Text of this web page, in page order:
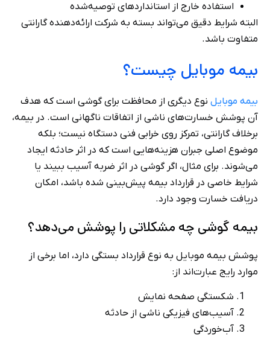
استفاده خارج از استانداردهای توصیه‌شده
البته شرایط دقیق می‌تواند بسته به شرکت ارائه‌دهنده گارانتی
متفاوت باشد.
بیمه موبایل چیست؟
بیمه موبایل نوع دیگری از محافظت برای گوشی است که هدف
آن پوشش خسارت‌های ناشی از اتفاقات ناگهانی است. در بیمه،
برخلاف گارانتی، تمرکز روی خرابی فنی دستگاه نیست؛ بلکه
موضوع اصلی جبران هزینه‌هایی است که در اثر حادثه ایجاد
می‌شوند. برای مثال، اگر گوشی در اثر ضربه آسیب ببیند یا
شرایط خاصی در قرارداد بیمه پیش‌بینی شده باشد، امکان
دریافت خسارت وجود دارد.
بیمه گوشی چه مشکلاتی را پوشش می‌دهد؟
پوشش بیمه موبایل به نوع قرارداد بستگی دارد، اما برخی از
موارد رایج عبارت‌اند از:
شکستگی صفحه نمایش
آسیب‌های فیزیکی ناشی از حادثه
آب‌خوردگی